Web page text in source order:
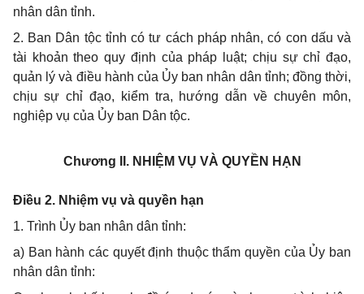
nhân dân tỉnh.
2. Ban Dân tộc tỉnh có tư cách pháp nhân, có con dấu và
tài khoản theo quy định của pháp luật; chịu sự chỉ đạo,
quản lý và điều hành của Ủy ban nhân dân tỉnh; đồng thời,
chịu sự chỉ đạo, kiểm tra, hướng dẫn về chuyên môn,
nghiệp vụ của Ủy ban Dân tộc.
Chương II. NHIỆM VỤ VÀ QUYỀN HẠN
Điều 2. Nhiệm vụ và quyền hạn
1. Trình Ủy ban nhân dân tỉnh:
a) Ban hành các quyết định thuộc thẩm quyền của Ủy ban
nhân dân tỉnh: